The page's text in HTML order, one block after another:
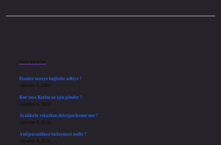
Son Yazılar
Esenler nereye bağlıdır adliye ?
Ağustos 6, 2026
Kur’an-ı Kerim ne için gönder ?
Ağustos 6, 2026
Ayakkabı yıkarken deterjan konur mu ?
Ağustos 5, 2026
Antijen-antikor birleşmesi nedir ?
Ağustos 4, 2026